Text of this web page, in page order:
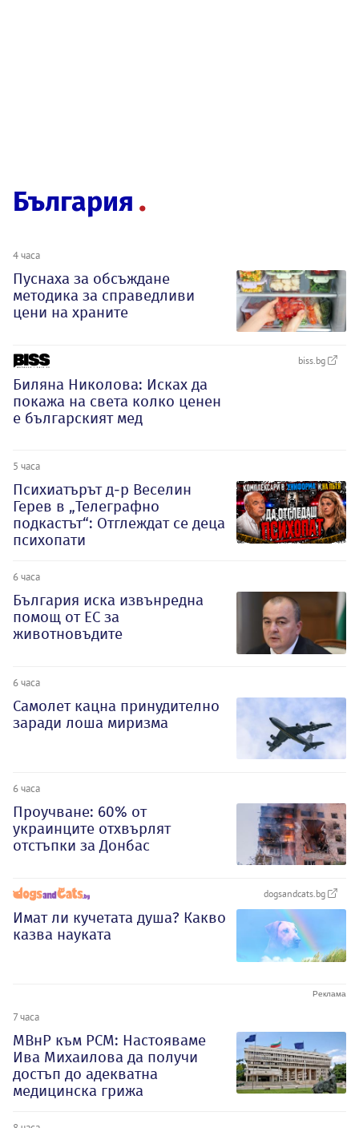
България
4 часа
Пуснаха за обсъждане
методика за справедливи
цени на храните
biss.bg
Биляна Николова: Исках да
покажа на света колко ценен
е българският мед
5 часа
Психиатърът д-р Веселин
Герев в „Телеграфно
подкастът“: Отглеждат се деца
психопати
6 часа
България иска извънредна
помощ от ЕС за
животновъдите
6 часа
Самолет кацна принудително
заради лоша миризма
6 часа
Проучване: 60% от
украинците отхвърлят
отстъпки за Донбас
dogsandcats.bg
Имат ли кучетата душа? Какво
казва науката
7 часа
МВнР към РСМ: Настояваме
Ива Михаилова да получи
достъп до адекватна
медицинска грижа